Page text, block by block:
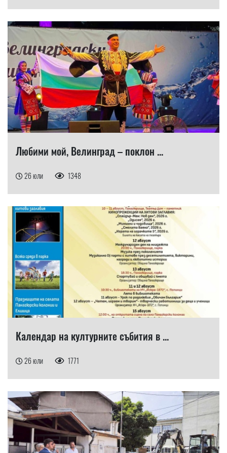
Любими мой, Велинград – поклон ...
26 юли 1348
Календар на културните събития в ...
26 юли 1771